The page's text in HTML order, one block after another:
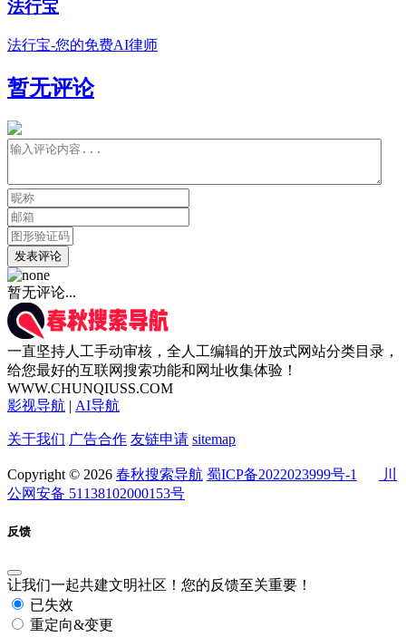
法行宝
法行宝-您的免费AI律师
暂无评论
发表评论
暂无评论...
一直坚持人工手动审核，全人工编辑的开放式网站分类目录，
给您最好的互联网搜索功能和网址收集体验！
WWW.CHUNQIUSS.COM
影视导航 | AI导航
关于我们 广告合作 友链申请 sitemap
Copyright © 2026 春秋搜索导航 蜀ICP备2022023999号-1
川
公网安备 51138102000153号
反馈
让我们一起共建文明社区！您的反馈至关重要！
已失效
重定向&变更